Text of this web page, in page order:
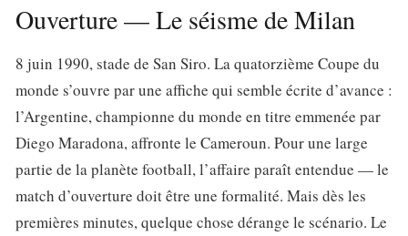
Ouverture — Le séisme de Milan
8 juin 1990, stade de San Siro. La quatorzième Coupe du
monde s’ouvre par une affiche qui semble écrite d’avance :
l’Argentine, championne du monde en titre emmenée par
Diego Maradona, affronte le Cameroun. Pour une large
partie de la planète football, l’affaire paraît entendue — le
match d’ouverture doit être une formalité. Mais dès les
premières minutes, quelque chose dérange le scénario. Le